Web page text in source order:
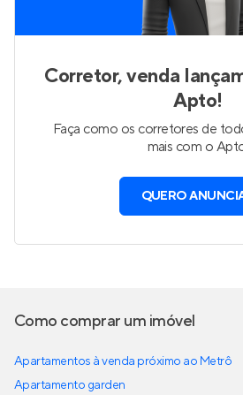
Corretor, venda
Apto!
Faça como os corretores de
mais com o
QUERO
Como comprar um imóvel
Apartamentos à venda próximo ao Metrô
Apartamento garden